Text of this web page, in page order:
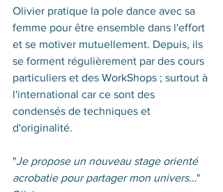
Olivier pratique la pole dance avec sa
femme pour être ensemble dans l'effort
et se motiver mutuellement. Depuis, ils
se forment régulièrement par des cours
particuliers et des WorkShops ; surtout à
l'international car ce sont des
condensés de techniques et
d'originalité.
"Je propose un nouveau stage orienté
acrobatie pour partager mon univers…"